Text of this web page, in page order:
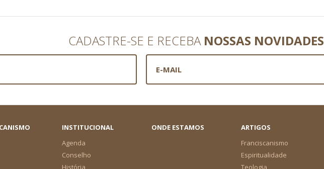
CADASTRE-SE E RECEBA NOSSAS NOVIDADES
INSTITUCIONAL
Agenda
Conselho
História
ONDE ESTAMOS
ARTIGOS
Franciscanismo
Espiritualidade
Teologia